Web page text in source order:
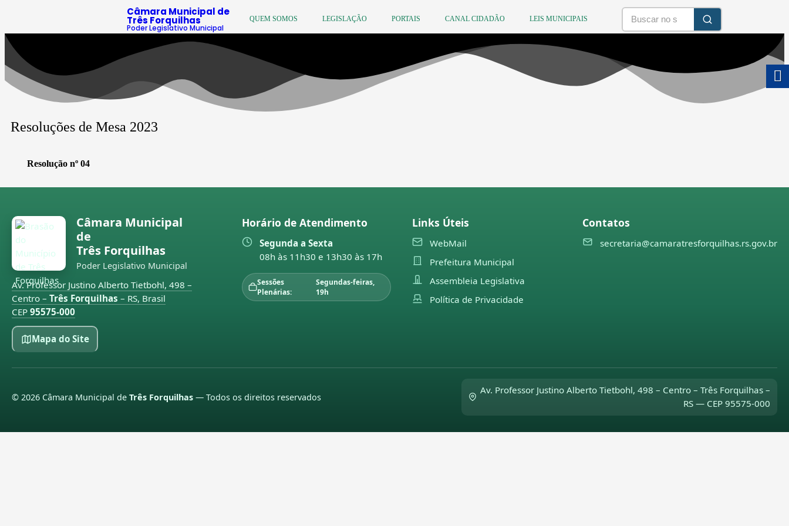
Câmara Municipal de
Três Forquilhas
Poder Legislativo Municipal
QUEM SOMOS LEGISLAÇÃO PORTAIS CANAL CIDADÃO LEIS MUNICIPAIS
Resoluções de Mesa 2023
Resolução nº 04
Câmara Municipal
de
Três Forquilhas
Poder Legislativo Municipal
Av. Professor Justino Alberto Tietbohl, 498 –
Centro – Três Forquilhas – RS, Brasil
CEP 95575-000
Mapa do Site
Horário de Atendimento
Segunda a Sexta
08h às 11h30 e 13h30 às 17h
Sessões
Plenárias:
Segundas-feiras,
19h
Links Úteis
WebMail
Prefeitura Municipal
Assembleia Legislativa
Política de Privacidade
Contatos
secretaria@camaratresforquilhas.rs.gov.br
© 2026 Câmara Municipal de Três Forquilhas — Todos os direitos reservados
Av. Professor Justino Alberto Tietbohl, 498 – Centro – Três Forquilhas –
RS — CEP 95575-000